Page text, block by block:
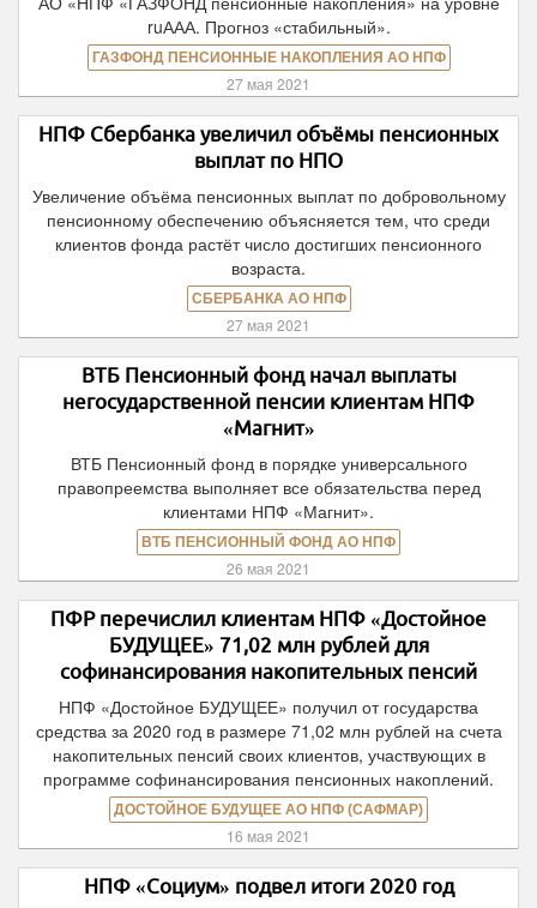
ruААА. Прогноз «стабильный».
ГАЗФОНД ПЕНСИОННЫЕ НАКОПЛЕНИЯ АО НПФ
27 мая 2021
НПФ Сбербанка увеличил объёмы пенсионных
выплат по НПО
Увеличение объёма пенсионных выплат по добровольному
пенсионному обеспечению объясняется тем, что среди
клиентов фонда растёт число достигших пенсионного
возраста.
СБЕРБАНКА АО НПФ
27 мая 2021
ВТБ Пенсионный фонд начал выплаты
негосударственной пенсии клиентам НПФ
«Магнит»
ВТБ Пенсионный фонд в порядке универсального
правопреемства выполняет все обязательства перед
клиентами НПФ «Магнит».
ВТБ ПЕНСИОННЫЙ ФОНД АО НПФ
26 мая 2021
ПФР перечислил клиентам НПФ «Достойное
БУДУЩЕЕ» 71,02 млн рублей для
софинансирования накопительных пенсий
НПФ «Достойное БУДУЩЕЕ» получил от государства
средства за 2020 год в размере 71,02 млн рублей на счета
накопительных пенсий своих клиентов, участвующих в
программе софинансирования пенсионных накоплений.
ДОСТОЙНОЕ БУДУЩЕЕ АО НПФ (САФМАР)
16 мая 2021
НПФ «Социум» подвел итоги 2020 год